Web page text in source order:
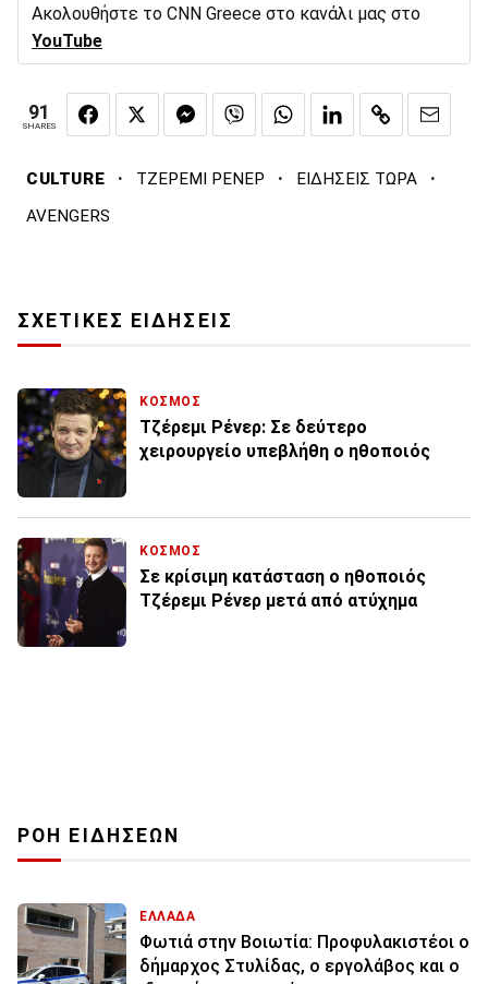
Ακολουθήστε το CNN Greece στο κανάλι μας στο
YouTube
91
SHARES
CULTURE · ΤΖΕΡΕΜΙ ΡΕΝΕΡ · ΕΙΔΗΣΕΙΣ ΤΩΡΑ ·
AVENGERS
ΣΧΕΤΙΚΕΣ ΕΙΔΗΣΕΙΣ
ΚΟΣΜΟΣ
Τζέρεμι Ρένερ: Σε δεύτερο
χειρουργείο υπεβλήθη ο ηθοποιός
ΚΟΣΜΟΣ
Σε κρίσιμη κατάσταση ο ηθοποιός
Τζέρεμι Ρένερ μετά από ατύχημα
ΡΟΗ ΕΙΔΗΣΕΩΝ
ΕΛΛΑΔΑ
Φωτιά στην Βοιωτία: Προφυλακιστέοι ο
δήμαρχος Στυλίδας, ο εργολάβος και ο